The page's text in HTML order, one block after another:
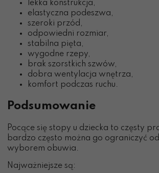
lekka konstrukcja,
elastyczna podeszwa,
szeroki przód,
odpowiedni rozmiar,
stabilna pięta,
wygodne rzepy,
brak szorstkich szwów,
dobra wentylacja wnętrza,
komfort podczas ruchu.
Podsumowanie
Pocące się stopy u dziecka to częsty
bardzo często można go ograniczyć
wyborem obuwia.
Najważniejsze są: